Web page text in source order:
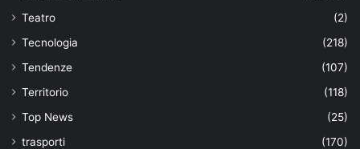
Teatro
(2)
Tecnologia
(218)
Tendenze
(107)
Territorio
(118)
Top News
(25)
trasporti
(170)